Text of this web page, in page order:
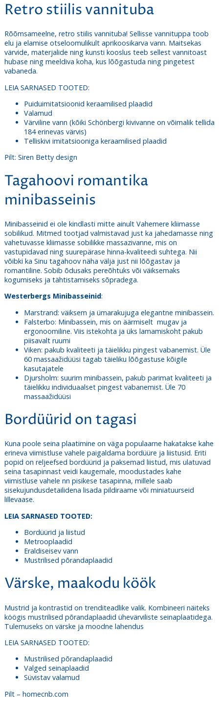
Retro stiilis vannituba
Rõõmsameelne, retro stiilis vannituba! Sellisse vannituppa toob
elu ja elamise otseloomulikult aprikoosikarva vann. Maitsekas
värvide, materjalide ning kunsti kooslus teeb sellest vannitoast
hubase ning meeldiva koha, kus lõõgastuda ning pingetest
vabaneda.
LEIA SARNASED TOOTED:
Puiduimitatsioonid keraamilised plaadid
Valamud
Värviline vann (kõiki Schönbergi kivivanne on võimalik tellida
184 erinevas värvis)
Telliskivi imitatsiooniga keraamilised plaadid
Pilt: Siren Betty design
Tagahoovi romantika
minibasseinis
Minibasseinid ei ole kindlasti mitte ainult Vahemere kliimasse
sobilikud. Mitmed tootjad valmistavad just ka jahedamasse ning
vahetuvasse kliimasse sobilikke massazivanne, mis on
vastupidavad ning suurepärase hinna-kvaliteedi suhtega. Nii
võibki ka Sinu tagahoov näha välja just nii lõõgastav ja
romantiline. Sobib õdusaks pereõhtuks või väiksemaks
kogumiseks ja tähtistamiseks sõpradega.
Westerbergs Minibasseinid:
Marstrand: väiksem ja ümarakujuga elegantne minibassein.
Falsterbo: Minibassein, mis on äärmiselt mugav ja
ergonoomiline. Viis istekohta ja üks lamamiskoht pakub
piisavalt ruumi
Viken: pakub kvaliteeti ja täielikku pingest vabanemist. Üle
60 massaažidüüsi tagab täieliku lõõgastuse kõigile
kasutajatele
Djursholm: suurim minibassein, pakub parimat kvaliteeti ja
täielikku individuaalset pingest vabanemist. Üle 70
massaažidüüsi
Bordüürid on tagasi
Kuna poole seina plaatimine on väga populaarne hakatakse kahe
erineva viimistluse vahele paigaldama bordüüre ja liistusid. Eriti
popid on reljeefsed bordüürid ja paksemad liistud, mis ulatuvad
seina tasapinnast veidi kaugemale, moodustades kahe
viimistluse vahele nn pisikese tasapinna, millele saab
sisekujundusdetailidena lisada pildiraame või miniatuurseid
lillevaase.
LEIA SARNASED TOOTED:
Bordüürid ja liistud
Metrooplaadid
Eraldiseisev vann
Mustrilised põrandaplaadid
Värske, maakodu köök
Mustrid ja kontrastid on trenditeadlike valik. Kombineeri näiteks
köögis mustrilised põrandaplaadid ühevärviliste seinaplaatidega.
Tulemuseks on värske ja moodne lahendus
LEIA SARNASED TOOTED:
Mustrilised põrandaplaadid
Valged seinaplaadid
Süvistav valamud
Pilt – homecnb.com